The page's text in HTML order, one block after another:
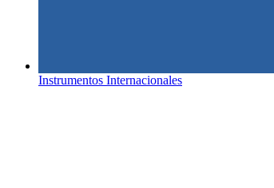
Instrumentos Internacionales